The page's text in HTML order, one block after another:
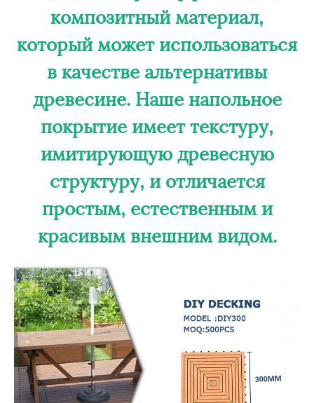
композитный материал,
который может использоваться
в качестве альтернативы
древесине. Наше напольное
покрытие имеет текстуру,
имитирующую древесную
структуру, и отличается
простым, естественным и
красивым внешним видом.